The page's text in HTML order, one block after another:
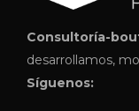
Consultoría-
desarrollamos,
Síguenos: